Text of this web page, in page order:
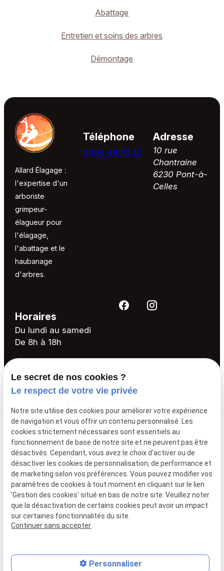
Abattage
Entretien et soins des arbres
Démontage
Allard Élagage :
l'expertise d'un
arboriste
grimpeur-
élagueur pour
l'élagage,
l'abattage et le
haubanage
d'arbres.
Téléphone
0494 49 73 12
Adresse
10 rue
Chantraine
6230 Pont-à-
Celles
Horaires
Du lundi au samedi
De 8h à 18h
Elagage
Abattage
Démontage
Haubanage
Entretien et soins des arbres
Parcs et jardins
Mentions
légales
Politique de
confidentialité
Gestion
des
Plan du
site
TVA Intra :BE0812198519
Le secret de nos cookies ?
Le respect de votre vie privée
Notre site utilise des cookies pour améliorer votre expérience
de navigation et vous offrir un contenu personnalisé. Les
cookies strictement nécessaires sont essentiels au
fonctionnement de base de notre site et ne peuvent pas être
désactivés. Cependant, vous avez le choix d'activer ou de
désactiver les cookies de personnalisation, de performance et
de marketing selon vos préférences. Vous pouvez modifier vos
paramètres de cookies à tout moment en cliquant sur le lien
'Gestion des cookies' situé en bas de notre site. Veuillez noter
que la désactivation de certains cookies peut avoir un impact
sur certaines fonctionnalités du site.
Continuer sans accepter
Personnaliser